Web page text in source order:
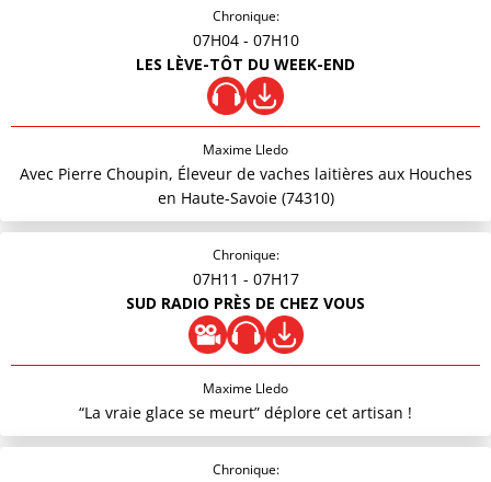
Chronique:
07H04 - 07H10
LES LÈVE-TÔT DU WEEK-END
Maxime Lledo
Avec Pierre Choupin, Éleveur de vaches laitières aux Houches
en Haute-Savoie (74310)
Chronique:
07H11 - 07H17
SUD RADIO PRÈS DE CHEZ VOUS
Maxime Lledo
“La vraie glace se meurt” déplore cet artisan !
Chronique: